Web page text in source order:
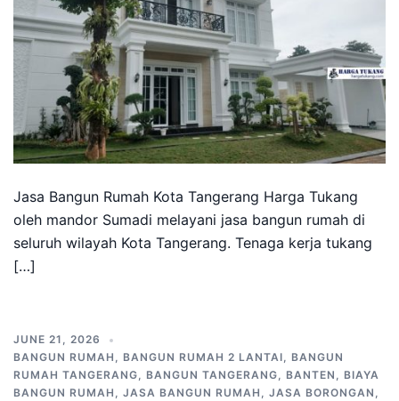
Jasa Bangun Rumah Kota Tangerang Harga Tukang
oleh mandor Sumadi melayani jasa bangun rumah di
seluruh wilayah Kota Tangerang. Tenaga kerja tukang
[…]
JUNE 21, 2026
BANGUN RUMAH , BANGUN RUMAH 2 LANTAI, BANGUN
RUMAH TANGERANG, BANGUN TANGERANG, BANTEN , BIAYA
BANGUN RUMAH , JASA BANGUN RUMAH , JASA BORONGAN ,